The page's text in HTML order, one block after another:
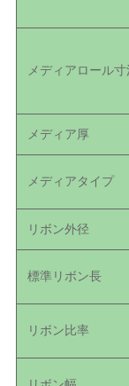
メディアロール寸
メディア厚
メディアタイプ
リボン外径
標準リボン長
リボン比率